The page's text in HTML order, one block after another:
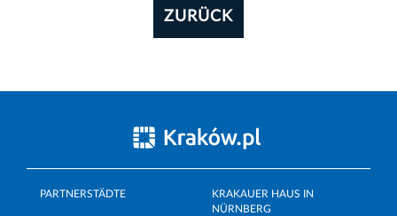
ZURÜCK
PARTNERSTÄDTE
KRAKAUER HAUS IN
NÜRNBERG